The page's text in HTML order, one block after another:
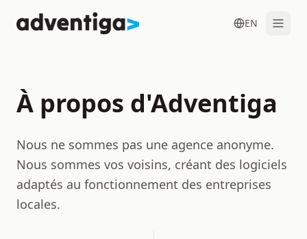
EN
Contactez-nous
À propos d'Adventiga
Nous ne sommes pas une agence anonyme.
Nous sommes vos voisins, créant des logiciels
adaptés au fonctionnement des entreprises
locales.